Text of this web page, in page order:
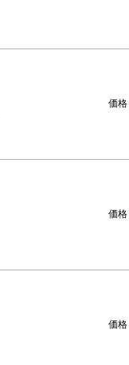
価格
価格
価格